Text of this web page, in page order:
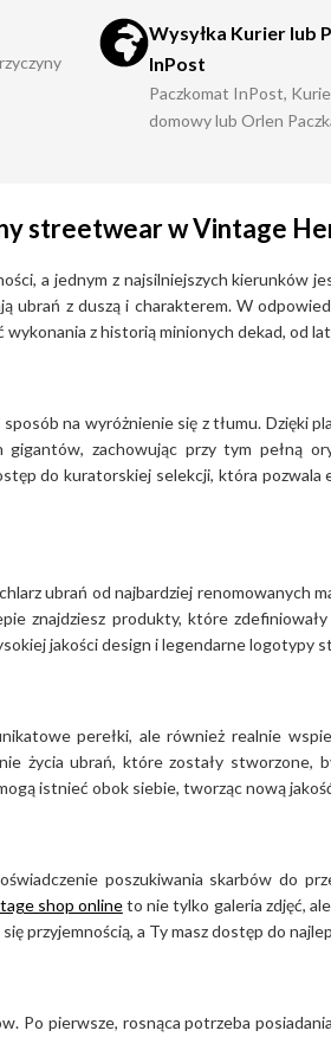
Wysyłka Kurier lub
InPost
Paczkomat InPost,
domowy lub Orlen
streetwear w Vintage
a jednym z najsilniejszych kierunków
z duszą i charakterem. W
z historią minionych dekad, od
na wyróżnienie się z tłumu. Dzięki
zachowując przy tym pełną
do kuratorskiej selekcji, która
ubrań od najbardziej renomowanych
znajdziesz produkty, które
jakości design i legendarne logotypy
perełki, ale również realnie
życia ubrań, które zostały stworzone,
istnieć obok siebie, tworząc nową
poszukiwania skarbów do
shop onlineto nie tylko galeria zdjęć,
przyjemnością, a Ty masz dostęp do
Po pierwsze, rosnąca potrzeba